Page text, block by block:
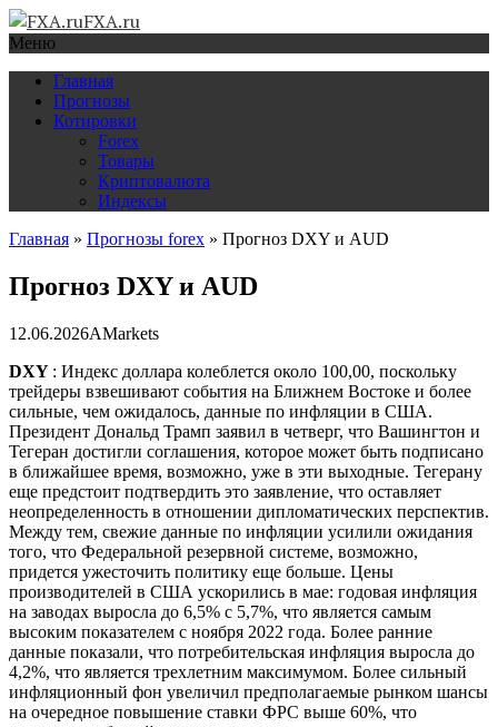
FXA.ru
Меню
Главная
Прогнозы
Котировки
Forex
Товары
Криптовалюта
Индексы
Главная » Прогнозы forex » Прогноз DXY и AUD
Прогноз DXY и AUD
12.06.2026AMarkets
DXY : Индекс доллара колеблется около 100,00, поскольку
трейдеры взвешивают события на Ближнем Востоке и более
сильные, чем ожидалось, данные по инфляции в США.
Президент Дональд Трамп заявил в четверг, что Вашингтон и
Тегеран достигли соглашения, которое может быть подписано
в ближайшее время, возможно, уже в эти выходные. Тегерану
еще предстоит подтвердить это заявление, что оставляет
неопределенность в отношении дипломатических перспектив.
Между тем, свежие данные по инфляции усилили ожидания
того, что Федеральной резервной системе, возможно,
придется ужесточить политику еще больше. Цены
производителей в США ускорились в мае: годовая инфляция
на заводах выросла до 6,5% с 5,7%, что является самым
высоким показателем с ноября 2022 года. Более ранние
данные показали, что потребительская инфляция выросла до
4,2%, что является трехлетним максимумом. Более сильный
инфляционный фон увеличил предполагаемые рынком шансы
на очередное повышение ставки ФРС выше 60%, что